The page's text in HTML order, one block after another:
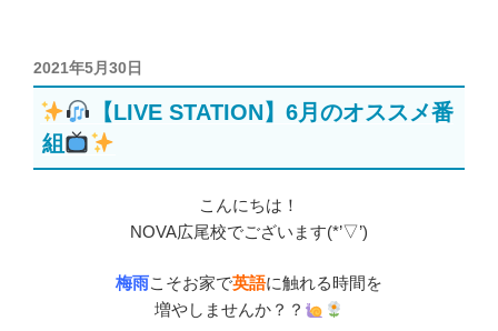
投
稿
日:
2021年5月30日
【LIVE STATION】6月のオススメ番
組
こんにちは！
NOVA広尾校でございます(*’▽’)
梅雨こそお家で英語に触れる時間を
増やしませんか？？